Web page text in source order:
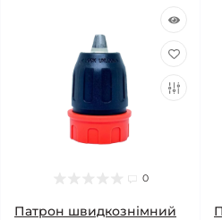
0
Патрон швидкознімний